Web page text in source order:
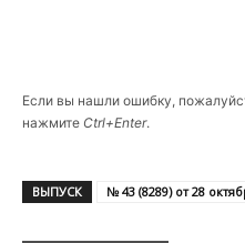
Если вы нашли ошибку,
нажмите Ctrl+Enter.
ВЫПУСК № 43 (8289) от 28